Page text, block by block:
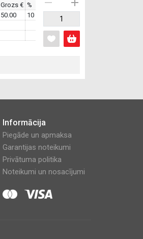
Grozs € %
50.00
10
Informācija
Piegāde un apmaksa
Garantijas noteikumi
Privātuma politika
Noteikumi un nosacījumi